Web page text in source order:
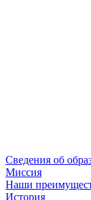
Сведения об
Миссия
Наши
История